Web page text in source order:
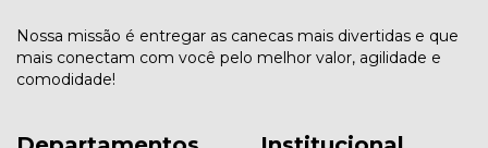
Nossa missão é entregar as canecas mais divertidas e que
mais conectam com você pelo melhor valor, agilidade e
comodidade!